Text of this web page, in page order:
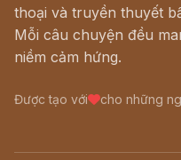
thoại và truyền thuyết
Mỗi câu chuyện đều
niềm cảm hứng.
Được tạo với cho những